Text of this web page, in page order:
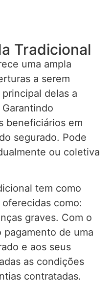
Tradicional
uma ampla
a serem
delas a
beneficiários em
segurado. Pode
ou coletiva
tem como
como:
graves. Com o
de uma
e aos seus
as condições
contratadas.